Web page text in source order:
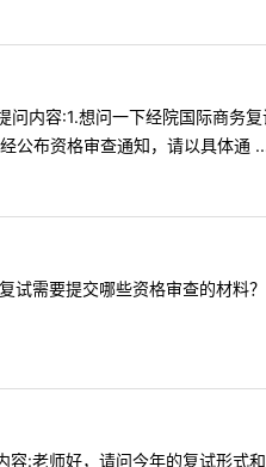
容:1.想问一下经院国际商务
公布资格审查通知，请以具体通
需要提交哪些资格审查的材料
老师好，请问今年的复试形式